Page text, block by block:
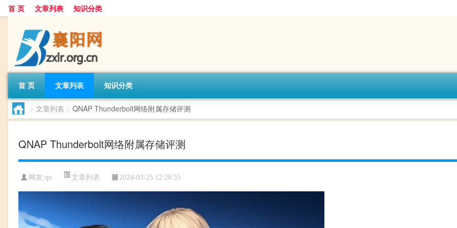
首 页 文章列表 知识分类
首 页 文章列表 知识分类
> 文章列表 > QNAP Thunderbolt网络附属存储评测
QNAP Thunderbolt网络附属存储评测
网友:qn 文章列表 2024-03-25 12:28:55